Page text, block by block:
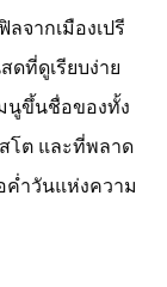
ลจากเมืองเปรี
ที่ดูเรียบง่าย
นูขึ้นชื่อของทั้ง
โต และที่พลาด
ค่ำวันแห่งความ